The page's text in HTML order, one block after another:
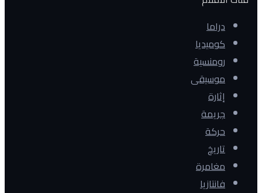
دراما
كوميديا
رومنسية
موسيقى
إثارة
جريمة
حركة
تاريخ
مغامرة
فانتازيا